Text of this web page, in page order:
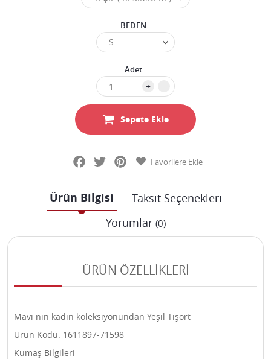
BEDEN :
Adet :
+ -
Sepete Ekle
FacebookTwitterPinterestFavorilere Ekle
Ürün Bilgisi
Taksit Seçenekleri
Yorumlar (0)
ÜRÜN ÖZELLİKLERİ
Mavi nin kadın koleksiyonundan Yeşil Tişört
Ürün Kodu: 1611897-71598
Kumaş Bilgileri